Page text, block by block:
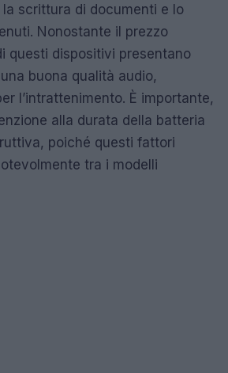
scrittura di documenti e lo
Nonostante il prezzo
questi dispositivi presentano
buona qualità audio,
l’intrattenimento. È importante,
alla durata della batteria
poiché questi fattori
tra i modelli